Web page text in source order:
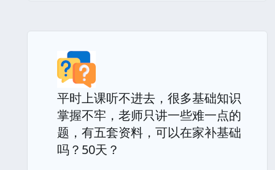
平时上课听不进去，很多基础知识
掌握不牢，老师只讲一些难一点的
题，有五套资料，可以在家补基础
吗？50天？